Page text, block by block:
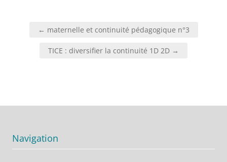
Navigation
l’article
← maternelle et continuité pédagogique n°3
TICE : diversifier la continuité 1D 2D →
Navigation